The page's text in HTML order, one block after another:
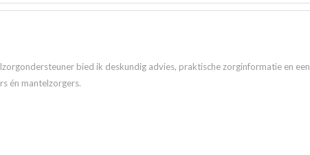
bied ik deskundig advies, praktische zorginformatie en een
én mantelzorgers.